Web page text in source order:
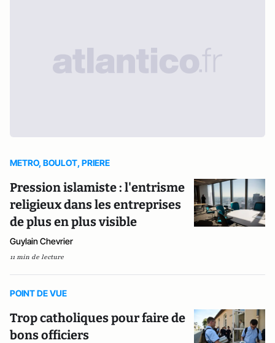
METRO, BOULOT, PRIERE
Pression islamiste : l'entrisme
religieux dans les entreprises
de plus en plus visible
Guylain Chevrier
11 min de lecture
POINT DE VUE
Trop catholiques pour faire de
bons officiers